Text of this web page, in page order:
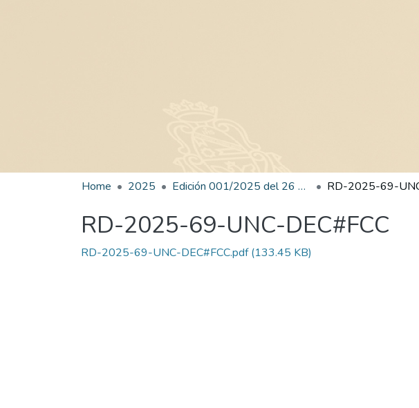
Home 2025 Edición 001/2025 del 26 de mayo de 2025
RD-2025-69-UNC-DEC#FCC
RD-2025-69-UNC-DEC#FCC.pdf(133.45 KB)